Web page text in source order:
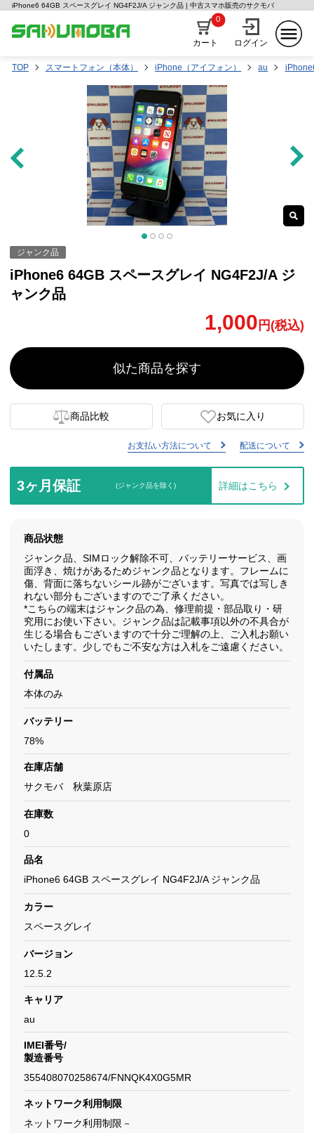
iPhone6 64GB スペースグレイ NG4F2J/A ジャンク品 | 中古スマホ販売のサクモバ
カート
0
ログイン
TOP スマートフォン（本体） iPhone（アイフォン） au
ジャンク品
iPhone6 64GB スペースグレイ NG4F2J/A ジ
ャンク品
1,000 円(税込)
似た商品を探す
商品比較 お気に入り
お支払い方法について 配送について
3ヶ月保証 (ジャンク品を除く) 詳細はこちら
商品状態
ジャンク品、SIMロック解除不可、バッテリーサービス、画
面浮き、焼けがあるためジャンク品となります。フレームに
傷、背面に落ちないシール跡がございます。写真では写しき
れない部分もございますのでご了承ください。
*こちらの端末はジャンク品の為、修理前提・部品取り・研
究用にお使い下さい。ジャンク品は記載事項以外の不具合が
生じる場合もございますので十分ご理解の上、ご入札お願い
いたします。少しでもご不安な方は入札をご遠慮ください。
付属品
本体のみ
バッテリー
78%
在庫店舗
サクモバ 秋葉原店
在庫数
0
品名
iPhone6 64GB スペースグレイ NG4F2J/A ジャンク品
カラー
スペースグレイ
バージョン
12.5.2
キャリア
au
IMEI番号/
製造番号
355408070258674/FNNQK4X0G5MR
ネットワーク利用制限
ネットワーク利用制限－